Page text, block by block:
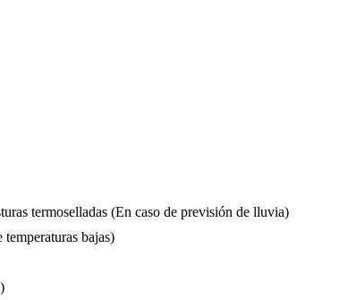
termoselladas (En caso de previsión de lluvia)
bajas)